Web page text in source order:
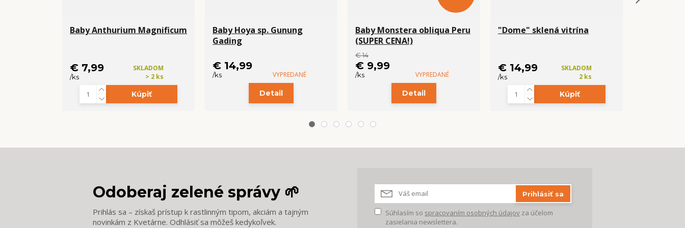
Baby Anthurium Magnificum
€ 7,99
/ks
SKLADOM
> 2 ks
Kúpiť
Baby Hoya sp. Gunung
Gading
€ 14,99
/ks VYPREDANÉ
Detail
Baby Monstera obliqua Peru
(SUPER CENA!)
€ 14
€ 9,99
/ks VYPREDANÉ
Detail
"Dome" sklená vitrína
€ 14,99
/ks
SKLADOM
2 ks
Kúpiť
Odoberaj zelené správy 🌱
Prihlás sa – získaš prístup k rastlinným tipom, akciám a tajným
novinkám z Kvetárne. Odhlásiť sa môžeš kedykoľvek.
Prihlásiť sa
Súhlasím so spracovaním osobných údajov za účelom
zasielania newslettera.